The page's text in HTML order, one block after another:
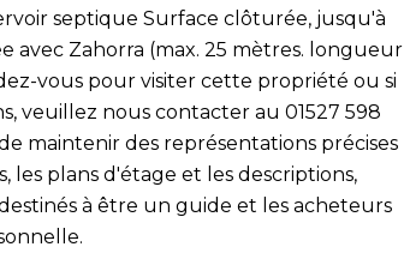
septique Surface clôturée, jusqu'à
avec Zahorra (max. 25 mètres. longueur
vous pour visiter cette propriété ou si
veuillez nous contacter au 01527 598
maintenir des représentations précises
les plans d'étage et les descriptions,
à être un guide et les acheteurs